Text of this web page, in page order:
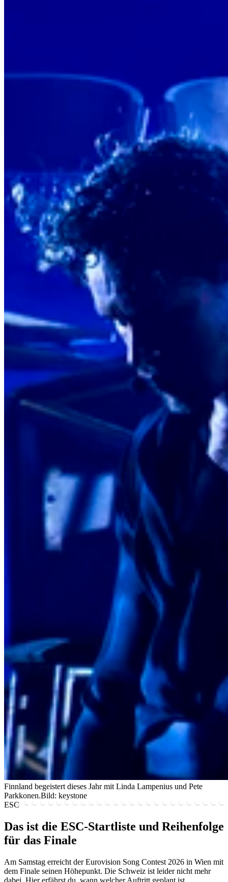
Finnland begeistert dieses Jahr mit Linda Lampenius und Pete
Parkkonen.Bild: keystone
ESC
Das ist die ESC-Startliste und Reihenfolge
für das Finale
Am Samstag erreicht der Eurovision Song Contest 2026 in Wien mit
dem Finale seinen Höhepunkt. Die Schweiz ist leider nicht mehr
dabei. Hier erfährst du, wann welcher Auftritt geplant ist.